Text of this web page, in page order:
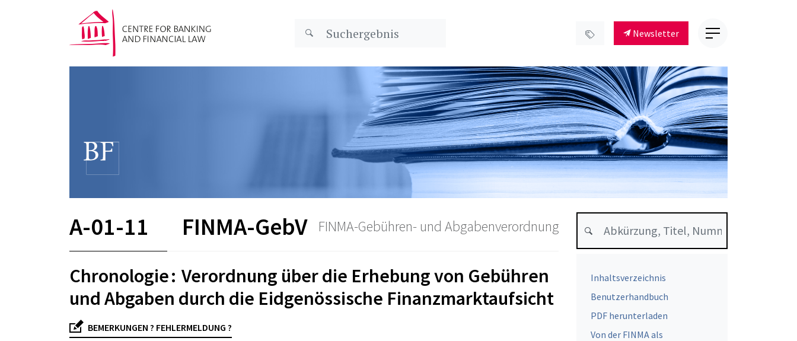
Newsletter
A-01-11 FINMA-GebV FINMA-Gebühren- und Abgabenverordnung
Chronologie : Verordnung über die Erhebung von Gebühren
und Abgaben durch die Eidgenössische Finanzmarktaufsicht
BEMERKUNGEN ? FEHLERMELDUNG ?
Inhaltsverzeichnis
Benutzerhandbuch
PDF herunterladen
Von der FINMA als